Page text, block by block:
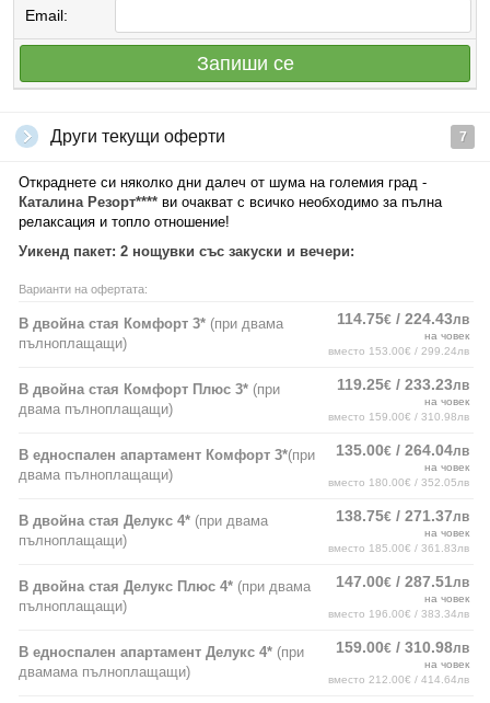
Email:
Запиши се
Други текущи оферти 7
Откраднете си няколко дни далеч от шума на големия град -
Каталина Резорт**** ви очакват с всичко необходимо за пълна
релаксация и топло отношение!
Уикенд пакет: 2 нощувки със закуски и вечери:
Варианти на офертата:
В двойна стая Комфорт 3* (при двама
пълноплащащи)
114.75€ / 224.43лв
на човек
вместо 153.00€ / 299.24лв
В двойна стая Комфорт Плюс 3* (при
двама пълноплащащи)
119.25€ / 233.23лв
на човек
вместо 159.00€ / 310.98лв
В едноспален апартамент Комфорт 3*(при
двама пълноплащащи)
135.00€ / 264.04лв
на човек
вместо 180.00€ / 352.05лв
В двойна стая Делукс 4* (при двама
пълноплащащи)
138.75€ / 271.37лв
на човек
вместо 185.00€ / 361.83лв
В двойна стая Делукс Плюс 4* (при двама
пълноплащащи)
147.00€ / 287.51лв
на човек
вместо 196.00€ / 383.34лв
В едноспален апартамент Делукс 4* (при
двамама пълноплащащи)
159.00€ / 310.98лв
на човек
вместо 212.00€ / 414.64лв